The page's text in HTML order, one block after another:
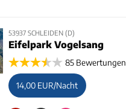
53937 SCHLEIDEN (D)
Eifelpark Vogelsang
85 Bewertungen
14,00 EUR/Nacht